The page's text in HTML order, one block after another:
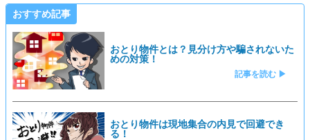
おすすめ記事
おとり物件とは？見分け方や騙されないた
めの対策！
記事を読む ▶
おとり物件は現地集合の内見で回避でき
る！